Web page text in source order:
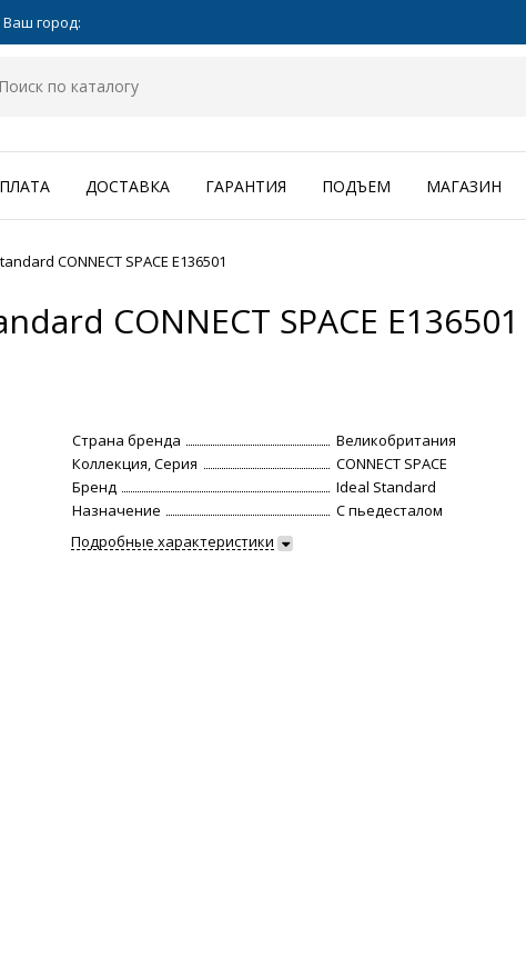
Ваш город:
ДОСТАВКА ГАРАНТИЯ ПОДЪЕМ МАГАЗИН
CONNECT SPACE E136501
CONNECT SPACE E136501
Страна бренда
Великобритания
Коллекция, Серия
CONNECT SPACE
Бренд
Ideal Standard
Назначение
С пьедесталом
Подробные характеристики